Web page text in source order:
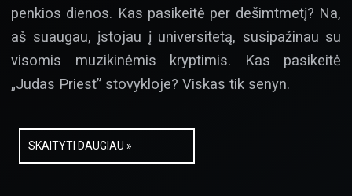
penkios dienos. Kas pasikeitė per dešimtmetį? Na,
aš suaugau, įstojau į universitetą, susipažinau su
visomis muzikinėmis kryptimis. Kas pasikeitė
„Judas Priest” stovykloje? Viskas tik senyn.
SKAITYTI DAUGIAU »